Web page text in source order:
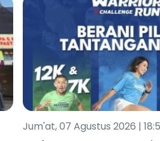
Jum'at, 07 Agustus 2026 |